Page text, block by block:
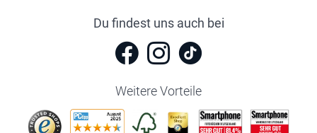
Du findest uns auch bei
Weitere Vorteile